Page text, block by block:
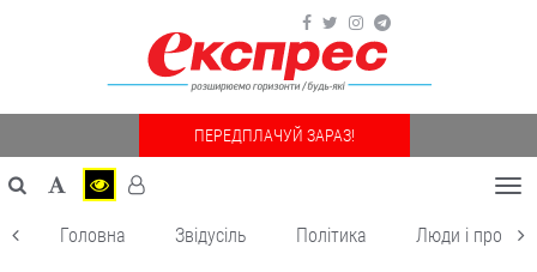
ПЕРЕДПЛАЧУЙ ЗАРАЗ!
Головна Звідусіль Політика Люди і